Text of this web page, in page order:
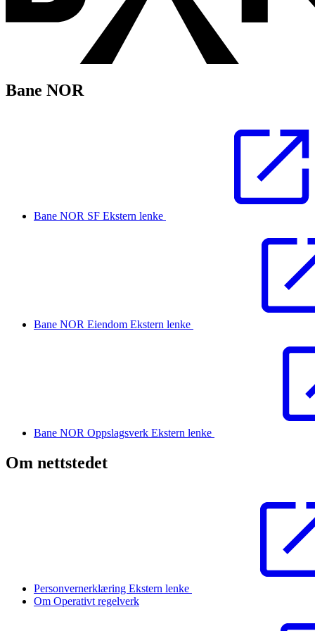
Bane NOR
Bane NOR SF Ekstern lenke
Bane NOR Eiendom Ekstern lenke
Bane NOR Oppslagsverk Ekstern lenke
Om nettstedet
Personvernerklæring Ekstern lenke
Om Operativt regelverk